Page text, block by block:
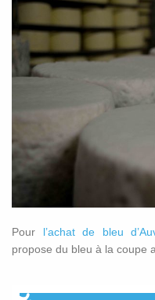
Pour l’achat de bleu
propose du bleu à la coupe